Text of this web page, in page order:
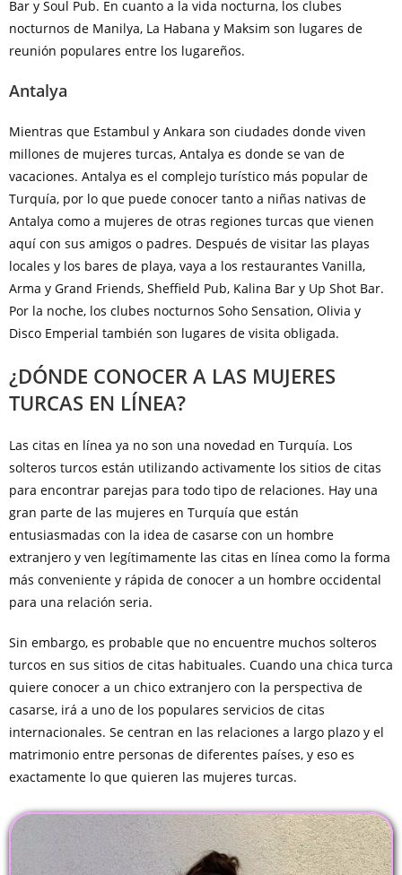
Bar y Soul Pub. En cuanto a la vida nocturna, los clubes
nocturnos de Manilya, La Habana y Maksim son lugares de
reunión populares entre los lugareños.
Antalya
Mientras que Estambul y Ankara son ciudades donde viven
millones de mujeres turcas, Antalya es donde se van de
vacaciones. Antalya es el complejo turístico más popular de
Turquía, por lo que puede conocer tanto a niñas nativas de
Antalya como a mujeres de otras regiones turcas que vienen
aquí con sus amigos o padres. Después de visitar las playas
locales y los bares de playa, vaya a los restaurantes Vanilla,
Arma y Grand Friends, Sheffield Pub, Kalina Bar y Up Shot Bar.
Por la noche, los clubes nocturnos Soho Sensation, Olivia y
Disco Emperial también son lugares de visita obligada.
¿DÓNDE CONOCER A LAS MUJERES
TURCAS EN LÍNEA?
Las citas en línea ya no son una novedad en Turquía. Los
solteros turcos están utilizando activamente los sitios de citas
para encontrar parejas para todo tipo de relaciones. Hay una
gran parte de las mujeres en Turquía que están
entusiasmadas con la idea de casarse con un hombre
extranjero y ven legítimamente las citas en línea como la forma
más conveniente y rápida de conocer a un hombre occidental
para una relación seria.
Sin embargo, es probable que no encuentre muchos solteros
turcos en sus sitios de citas habituales. Cuando una chica turca
quiere conocer a un chico extranjero con la perspectiva de
casarse, irá a uno de los populares servicios de citas
internacionales. Se centran en las relaciones a largo plazo y el
matrimonio entre personas de diferentes países, y eso es
exactamente lo que quieren las mujeres turcas.